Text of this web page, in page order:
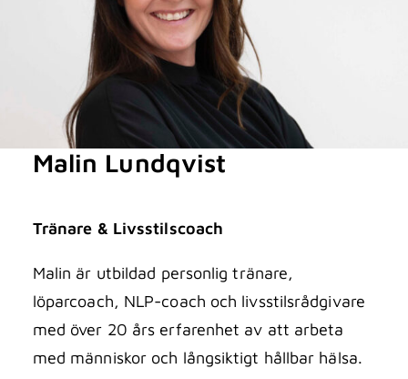
Malin Lundqvist
Tränare & Livsstilscoach
Malin är utbildad personlig tränare,
löparcoach, NLP-coach och livsstilsrådgivare
med över 20 års erfarenhet av att arbeta
med människor och långsiktigt hållbar hälsa.